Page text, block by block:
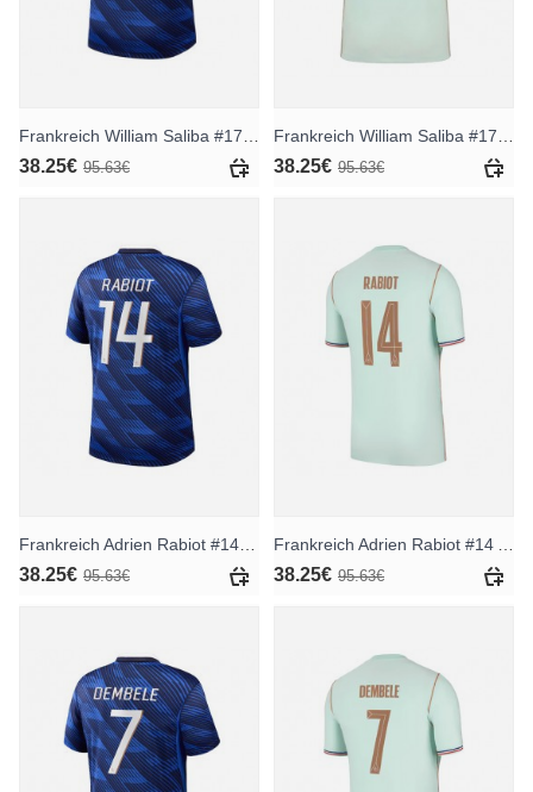
Frankreich William Saliba #17 Heimtrikot WM 2026 Kurzarm
38.25€ 95.63€
Frankreich William Saliba #17 Auswärtstrikot WM 2026 Kurzarm
38.25€ 95.63€
38.25€ 95.63€ 38.25€ 95.63€